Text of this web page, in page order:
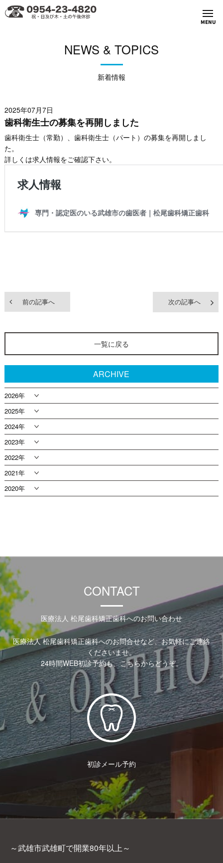
MENU
NEWS & TOPICS
新着情報
2025年07月7日
歯科衛生士の募集を再開しました
歯科衛生士（常勤）、歯科衛生士（パート）の募集を再開しまし
た。
詳しくは求人情報をご確認下さい。
前の記事へ 次の記事へ
一覧に戻る
ARCHIVE
2026年
2025年
2024年
2023年
2022年
2021年
2020年
CONTACT
医療法人 松尾歯科矯正歯科へのお問い合わせ
医療法人 松尾歯科矯正歯科へのお問合せなど、お気軽にご連絡
くださいませ。
24時間WEB初診予約も、こちらからどうぞ。
初診メール予約
～武雄市武雄町で開業80年以上～